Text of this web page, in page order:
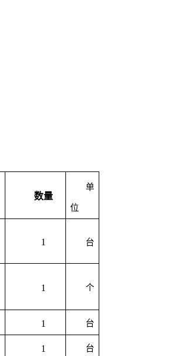
数量
单
位
1 台
1 个
1 台
1 台